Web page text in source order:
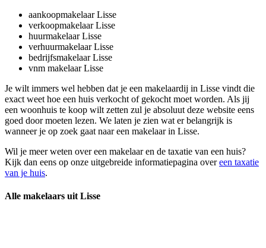
aankoopmakelaar Lisse
verkoopmakelaar Lisse
huurmakelaar Lisse
verhuurmakelaar Lisse
bedrijfsmakelaar Lisse
vnm makelaar Lisse
Je wilt immers wel hebben dat je een makelaardij in Lisse vindt die
exact weet hoe een huis verkocht of gekocht moet worden. Als jij
een woonhuis te koop wilt zetten zul je absoluut deze website eens
goed door moeten lezen. We laten je zien wat er belangrijk is
wanneer je op zoek gaat naar een makelaar in Lisse.
Wil je meer weten over een makelaar en de taxatie van een huis?
Kijk dan eens op onze uitgebreide informatiepagina overeen taxatie
van je huis.
Alle makelaars uit Lisse